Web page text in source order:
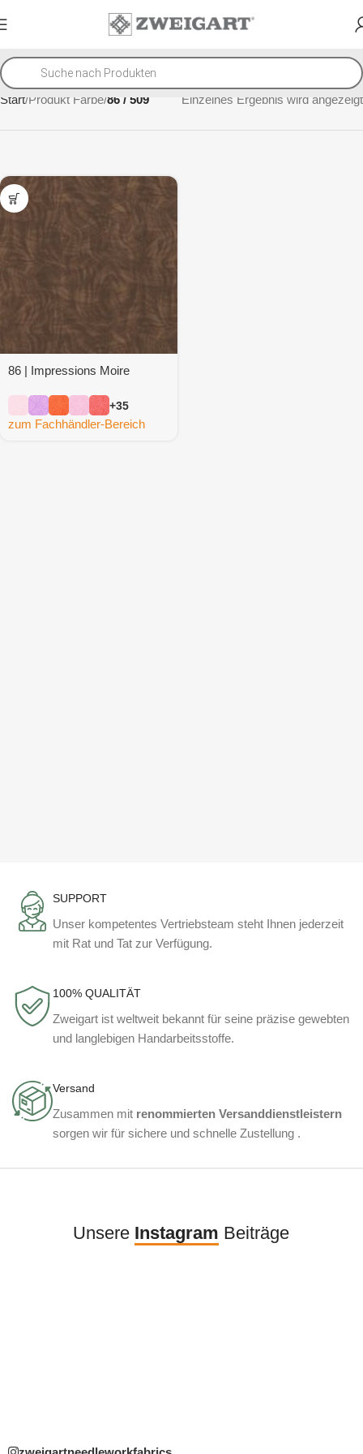
Start Produkt Farbe 86 / 509 Einzelnes Ergebnis wird angezeigt
86 | Impressions Moire
+35
zum Fachhändler-Bereich
SUPPORT
Unser kompetentes Vertriebsteam steht Ihnen jederzeit
mit Rat und Tat zur Verfügung.
100% QUALITÄT
Zweigart ist weltweit bekannt für seine präzise gewebten
und langlebigen Handarbeitsstoffe.
Versand
Zusammen mit renommierten Versanddienstleistern
sorgen wir für sichere und schnelle Zustellung .
Unsere Instagram Beiträge